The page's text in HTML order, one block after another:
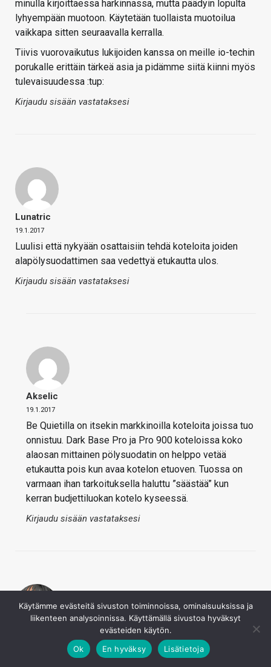
minulla kirjoittaessa harkinnassa, mutta päädyin lopulta
lyhyempään muotoon. Käytetään tuollaista muotoilua
vaikkapa sitten seuraavalla kerralla.
Tiivis vuorovaikutus lukijoiden kanssa on meille io-techin
porukalle erittäin tärkeä asia ja pidämme siitä kiinni myös
tulevaisuudessa :tup:
Kirjaudu sisään vastataksesi
Lunatric
19.1.2017
Luulisi että nykyään osattaisiin tehdä koteloita joiden
alapölysuodattimen saa vedettyä etukautta ulos.
Kirjaudu sisään vastataksesi
Akselic
19.1.2017
Be Quietilla on itsekin markkinoilla koteloita joissa tuo
onnistuu. Dark Base Pro ja Pro 900 koteloissa koko
alaosan mittainen pölysuodatin on helppo vetää
etukautta pois kun avaa kotelon etuoven. Tuossa on
varmaan ihan tarkoituksella haluttu ”säästää” kun
kerran budjettiluokan kotelo kyseessä.
Kirjaudu sisään vastataksesi
Käytämme evästeitä sivuston toiminnoissa, ominaisuuksissa ja
liikenteen analysoinnissa. Käyttämällä sivustoa hyväksyt
evästeiden käytön.
Ok
En hyväksy Lisätietoja